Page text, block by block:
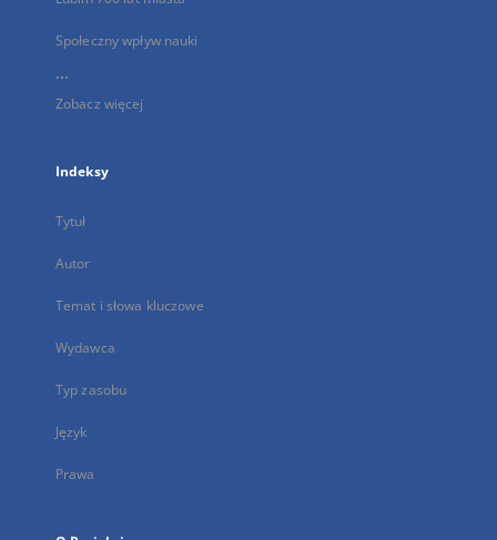
Społeczny wpływ nauki
...
Zobacz więcej
Indeksy
Tytuł
Autor
Temat i słowa kluczowe
Wydawca
Typ zasobu
Język
Prawa